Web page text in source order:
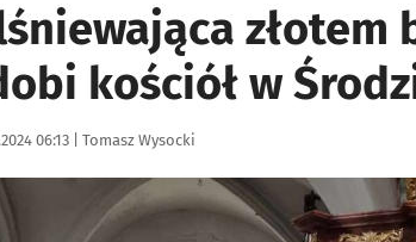
złotem
kościół w
06:13 | Autor:
Tomasz Wysocki
aby zobaczyć galerię